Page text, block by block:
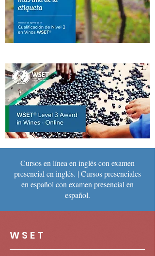
Cursos en línea en inglés con examen
presencial en inglés. | Cursos presenciales
en español con examen presencial en
español.
WSET